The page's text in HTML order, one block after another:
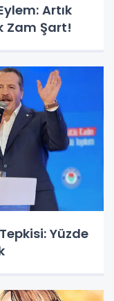
Artık
Zam Şart!
Yüzde